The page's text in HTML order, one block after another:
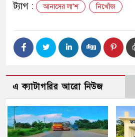
ট্যাগ : আনাসের লা'শ নিখোঁজ
এ ক্যাটাগরির আরো নিউজ